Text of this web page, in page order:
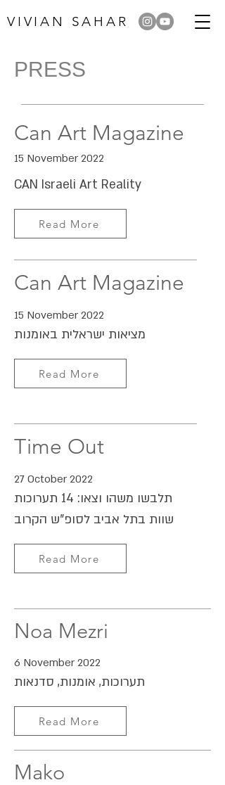
VIVIAN SAHAR
PRESS
Can Art Magazine
15 November 2022
CAN Israeli Art Reality
Read More
Can Art Magazine
15 November 2022
מציאות ישראלית באומנות
Read More
Time Out
27 October 2022
תלבשו משהו וצאו: 14 תערוכות
שוות בתל אביב לסופ”ש הקרוב
Read More
Noa Mezri
6 November 2022
תערוכות, אומנות, סדנאות
Read More
Mako